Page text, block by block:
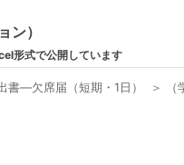
ン）
形式で公開しています
書―欠席届（短期・1日） ＞